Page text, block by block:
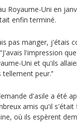
Royaume-Uni en
enfin terminé.
pas manger, j'étais
l'impression
Uni et qu'ils
peur.’’
d'asile a été
amis qu'il
où ils espèrent